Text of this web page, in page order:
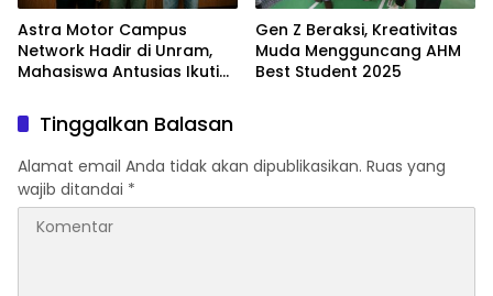
Astra Motor Campus
Network Hadir di Unram,
Mahasiswa Antusias Ikuti
Gen Z Beraksi, Kreativitas
Muda Mengguncang AHM
Best Student 2025
Tinggalkan Balasan
Alamat email Anda tidak akan dipublikasikan. Ruas yang
wajib ditandai *